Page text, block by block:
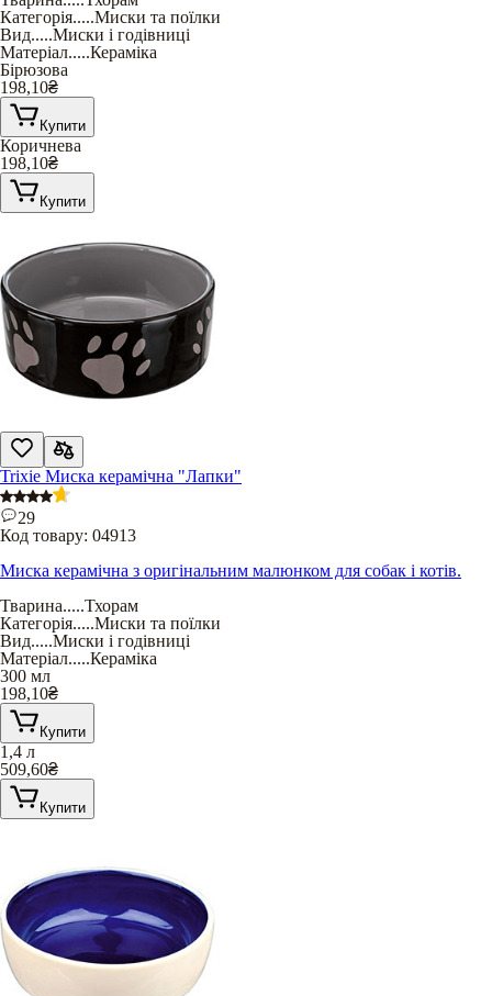
Категорія.....Миски та поїлки
Вид.....Миски і годівниці
Матеріал.....Кераміка
Бірюзова
198,10₴
Купити
Коричнева
198,10₴
Купити
Trixie Миска керамічна "Лапки"
29
Код товару: 04913
Миска керамічна з оригінальним малюнком для собак і котів.
Тварина.....Тхорам
Категорія.....Миски та поїлки
Вид.....Миски і годівниці
Матеріал.....Кераміка
300 мл
198,10₴
Купити
1,4 л
509,60₴
Купити